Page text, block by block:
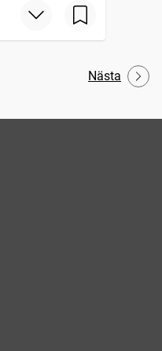
Nästa